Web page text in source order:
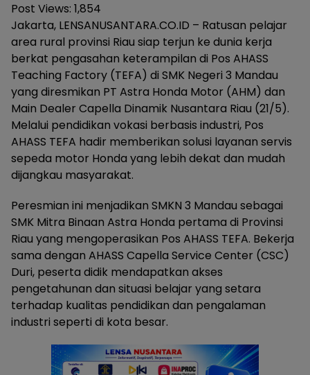
Post Views: 1,854
Jakarta, LENSANUSANTARA.CO.ID – Ratusan pelajar
area rural provinsi Riau siap terjun ke dunia kerja
berkat pengasahan keterampilan di Pos AHASS
Teaching Factory (TEFA) di SMK Negeri 3 Mandau
yang diresmikan PT Astra Honda Motor (AHM) dan
Main Dealer Capella Dinamik Nusantara Riau (21/5).
Melalui pendidikan vokasi berbasis industri, Pos
AHASS TEFA hadir memberikan solusi layanan servis
sepeda motor Honda yang lebih dekat dan mudah
dijangkau masyarakat.
Peresmian ini menjadikan SMKN 3 Mandau sebagai
SMK Mitra Binaan Astra Honda pertama di Provinsi
Riau yang mengoperasikan Pos AHASS TEFA. Bekerja
sama dengan AHASS Capella Service Center (CSC)
Duri, peserta didik mendapatkan akses
pengetahunan dan situasi belajar yang setara
terhadap kualitas pendidikan dan pengalaman
industri seperti di kota besar.